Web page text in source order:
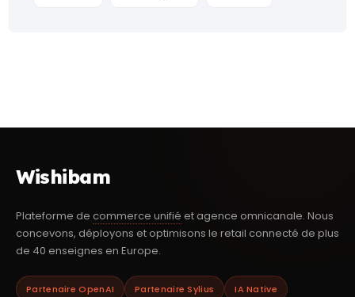
Wishibam
Plateforme de commerce unifié et agence omnicanale. Nous
concevons, déployons et optimisons le retail connecté de plus
de 40 enseignes en Europe.
Partenaire OpenAI Partenaire Sylius IA Native